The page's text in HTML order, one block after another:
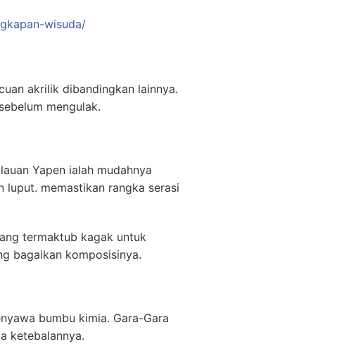
wisuda/
akrilik dibandingkan lainnya.
mengulak.
Yapen ialah mudahnya
luput. memastikan rangka serasi
termaktub kagak untuk
bagaikan komposisinya.
bumbu kimia. Gara-Gara
ketebalannya.